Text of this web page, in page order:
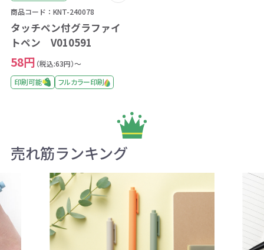
商品コード：KNT-240078
タッチペン付グラファイ
トペン V010591
58円 （税込:63円）～
印刷可能
フルカラー印刷
売れ筋ランキング